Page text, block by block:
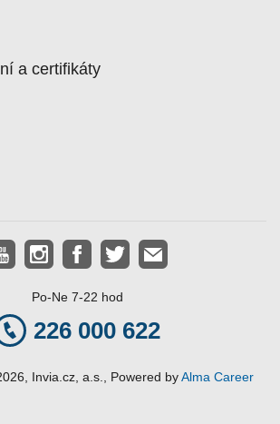
a certifikáty
Instagram
Facebook
Twitter
E-
Po-Ne 7-22 hod
226 000 622
Invia.cz, a.s., Powered byAlma Career